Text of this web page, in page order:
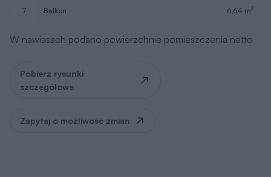
7 balkon 6,64 m2
W nawiasach podano powierzchnie pomieszczenia netto
Pobierz rysunki
szczegółowe
Zapytaj o możliwość zmian